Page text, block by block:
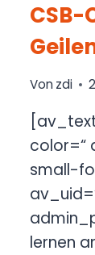
CSB-
Von zdi
color=“
small-
lernen